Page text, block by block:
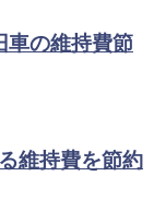
車の維持費節
維持費を節約